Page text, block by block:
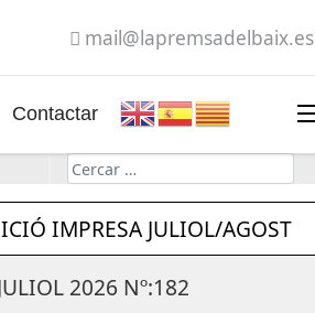
mail@lapremsadelbaix.es
Contactar
Cerca
IMPRESA JULIOL/AGOST